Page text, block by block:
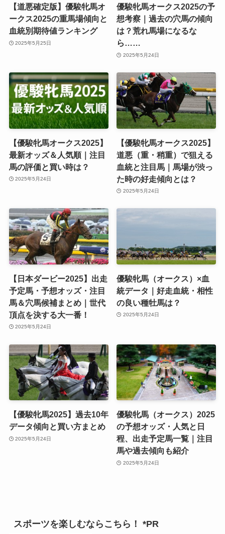
【道悪確定版】優駿牝馬オ
ークス2025の重馬場傾向と
血統別期待値ランキング
2025年5月25日
優駿牝馬オークス2025の予
想考察｜過去の穴馬の傾向
は？荒れ馬場になるな
ら……
2025年5月24日
【優駿牝馬オークス2025】
最新オッズ＆人気順｜注目
馬の評価と買い時は？
2025年5月24日
【優駿牝馬オークス2025】
道悪（重・稍重）で狙える
血統と注目馬｜馬場が渋っ
た時の好走傾向とは？
2025年5月24日
【日本ダービー2025】出走
予定馬・予想オッズ・注目
馬＆穴馬候補まとめ｜世代
頂点を決する大一番！
2025年5月24日
優駿牝馬（オークス）×血
統データ｜好走血統・相性
の良い種牡馬は？
2025年5月24日
【優駿牝馬2025】過去10年
データ傾向と買い方まとめ
2025年5月24日
優駿牝馬（オークス）2025
の予想オッズ・人気と日
程、出走予定馬一覧｜注目
馬や過去傾向も紹介
2025年5月24日
スポーツを楽しむならこちら！ *PR